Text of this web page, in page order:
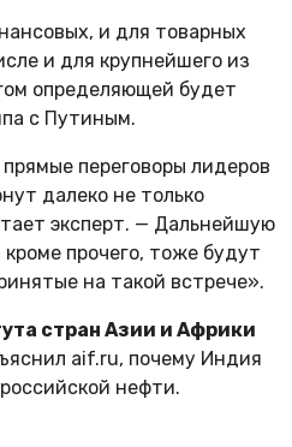
и для товарных
и для крупнейшего из
определяющей будет
с Путиным.
переговоры лидеров
далеко не только
эксперт. — Дальнейшую
прочего, тоже будут
на такой встрече».
стран Азии и Африки
aif.ru, почему Индия
нефти.